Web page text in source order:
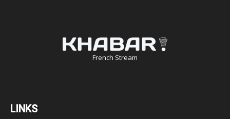
French Stream
LINKS